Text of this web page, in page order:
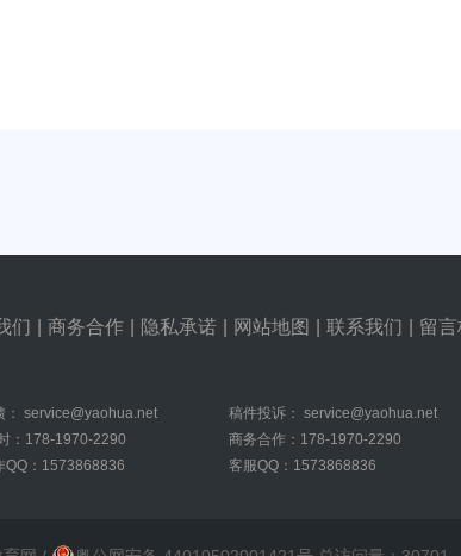
们 商务合作 隐私承诺 网站地图 联系我们 留
：service@yaohua.net 稿件投诉：service@yaohua.net
：178-1970-2290
商务合作：178-1970-2290
QQ：1573868836
客服QQ：1573868836